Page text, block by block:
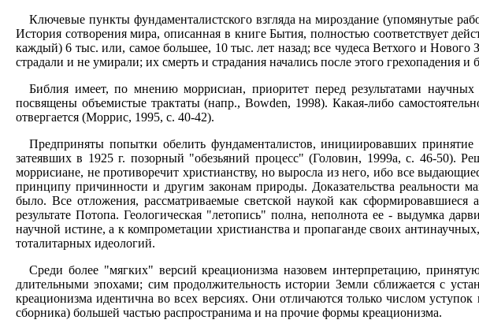
Ключевые пункты фундаменталистского взгляда на мироздание (упомянутые
История сотворения мира, описанная в книге Бытия, полностью соответствует
каждый) 6 тыс. или, самое большее, 10 тыс. лет назад; все чудеса Ветхого и
страдали и не умирали; их смерть и страдания начались после этого
Библия имеет, по мнению моррисиан, приоритет перед результатами
посвящены объемистые трактаты (напр., Bowden, 1998). Какая-либо
отвергается (Моррис, 1995, с. 40-42).
Предприняты попытки обелить фундаменталистов, инициировавших
затеявших в 1925 г. позорный "обезьяний процесс" (Головин, 1999а, с. 46-50).
моррисиане, не противоречит христианству, но выросла из него, ибо все
принципу причинности и другим законам природы. Доказательства
было. Все отложения, рассматриваемые светской наукой как
результате Потопа. Геологическая "летопись" полна, неполнота ее - выдумка
научной истине, а к компрометации христианства и пропаганде своих
тоталитарных идеологий.
Среди более "мягких" версий креационизма назовем интерпретацию,
длительными эпохами; сим продолжительность истории Земли сближается с
креационизма идентична во всех версиях. Они отличаются только числом
сборника) большей частью распространима и на прочие формы креационизма.